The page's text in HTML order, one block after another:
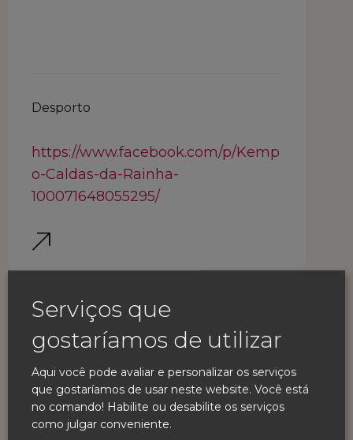
Desporto
https://www.facebook.com/p/Kemp
o-Caldas-da-Rainha-
100071648055295/
Serviços que
gostaríamos de utilizar
Aqui você pode avaliar e personalizar os serviços
que gostaríamos de usar neste website. Você está
no comando! Habilite ou desabilite os serviços
como julgar conveniente.